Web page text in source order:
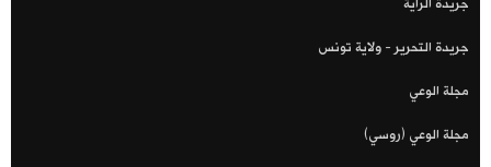
جريدة الراية
جريدة التحرير - ولاية تونس
مجلة الوعي
مجلة الوعي (روسي)